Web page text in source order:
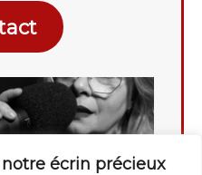
écrin précieux